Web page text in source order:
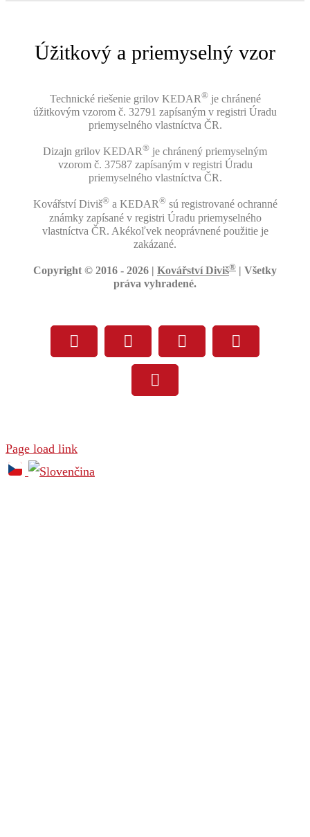
Úžitkový a priemyselný vzor
Technické riešenie grilov KEDAR®je chránené
úžitkovým vzorom č. 32791 zapísaným v registri Úradu
priemyselného vlastníctva ČR.
Dizajn grilov KEDAR® je chránený priemyselným
vzorom č. 37587 zapísaným v registri Úradu
priemyselného vlastníctva ČR.
Kovářství Diviš®a KEDAR®sú registrované ochranné
známky zapísané v registri Úradu priemyselného
vlastníctva ČR. Akékoľvek neoprávnené použitie je
zakázané.
Copyright © 2016 - 2026 | Kovářství Diviš® | Všetky
práva vyhradené.
FacebookInstagramYouTubeTiktok
Pinterest
Page load link